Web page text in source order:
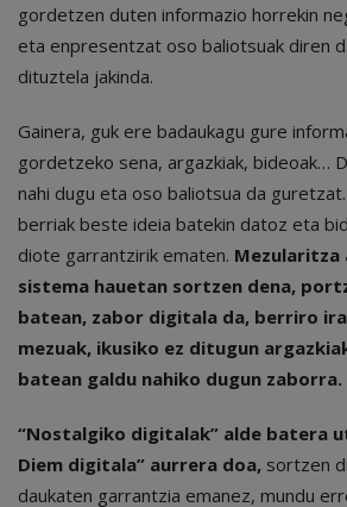
gordetzen duten informazio horrekin
eta enpresentzat oso baliotsuak diren
dituztela jakinda.
Gainera, guk ere badaukagu gure
gordetzeko sena, argazkiak, bideoak…
nahi dugu eta oso baliotsua da
berriak beste ideia batekin datoz eta
diote garrantzirik ematen. Mezularitza
sistema hauetan sortzen dena,
batean, zabor digitala da, berriro
mezuak, ikusiko ez ditugun
batean galdu nahiko dugun zaborra.
“Nostalgiko digitalak” alde batera
Diem digitala” aurrera doa, sortzen
daukaten garrantzia emanez, mundu